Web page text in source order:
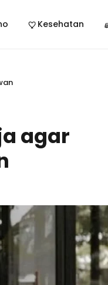
Kesehatan
agar